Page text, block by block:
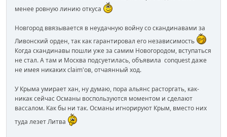
менее ровную линию откуса
Новгород ввязывается в неудачную войну со скандинавами за
Ливонский орден, так как гарантировал его независимость
Когда скандинавы пошли уже за самим Новогородом, вступаться
не стал. А там и Москва подсуетилась, объявила conquest даже
не имея никаких claim'ов, отчаянный ход.
У Крыма умирает хан, ну думаю, пора альянс расторгать, как-
никак сейчас Османы воспользуются моментом и сделают
вассалом. Как бы ни так. Османы игнорируют Крым, вместо них
туда лезет Литва